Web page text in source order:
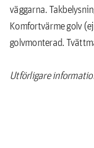
väggarna.
Komfortvärme golv
golvmonterad.
Utförligare